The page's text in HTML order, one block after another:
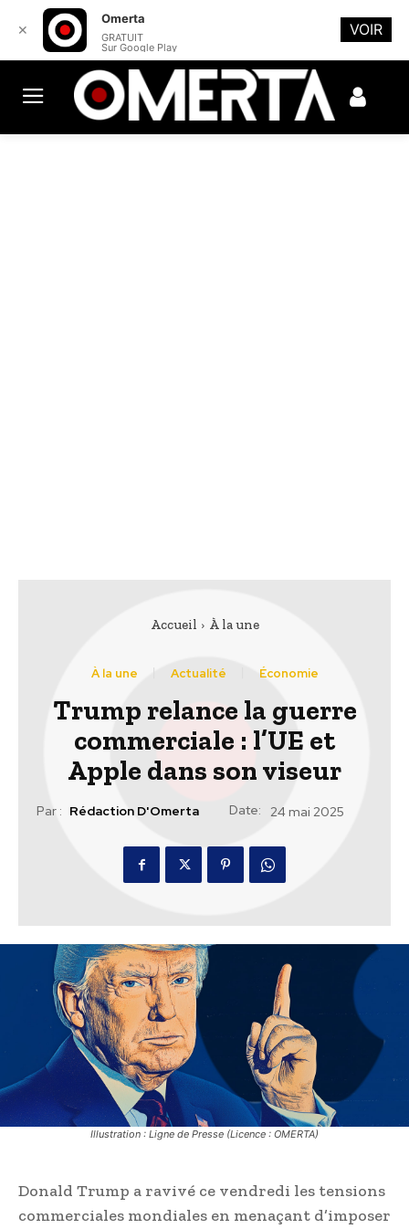
Accueil À la une
À la une Actualité Économie
Trump relance la guerre
commerciale : l’UE et
Apple dans son viseur
Par : Rédaction D'Omerta Date: 24 mai 2025
Illustration : Ligne de Presse (Licence : OMERTA)
Donald Trump a ravivé ce vendredi les tensions
commerciales mondiales en menaçant d’imposer
✕
Omerta
GRATUIT
Sur Google Play
VOIR